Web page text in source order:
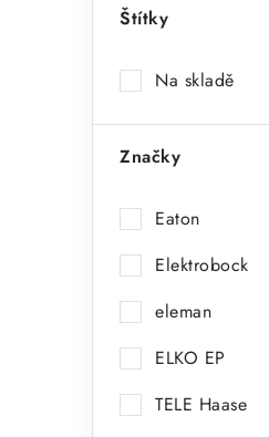
n
Štítky
Na skladě
Značky
Eaton
Elektrobock
eleman
ELKO EP
TELE Haase